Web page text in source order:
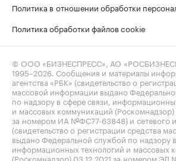
Политика в отношении обработки
Политика обработки файлов cookie
© ООО «БИЗНЕСПРЕСС», АО
1995–2026 . Сообщения и материалы
агентства «РБК» (свидетельство о
массовой информации выдано
по надзору в сфере связи,
и массовых коммуникаций (Роскомнадзор)
за номером ИА №ФС77-63848) и сетевого
(свидетельство о регистрации средства
выдано Федеральной службой по надзору
информационных технологий и массовых
(Роскомнадзор) 03.12.2021 за номером